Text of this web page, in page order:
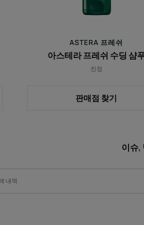
샴
푸
ASTERA 프레쉬
아스테라 프레쉬 수딩 샴
진정
판매점 찾기
이슈,